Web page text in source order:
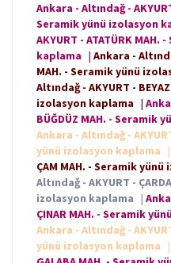
Ankara - Altındağ -
Seramik yünü izolasyon
AKYURT - ATATÜRK
kaplama | Ankara -
MAH. - Seramik yünü
Altındağ - AKYURT -
izolasyon kaplama |
BÜĞDÜZ MAH. - Seramik
Ankara - Altındağ -
yünü izolasyon kaplama
|
ÇAM MAH. - Seramik
Altındağ - AKYURT -
izolasyon kaplama |
ÇINAR MAH. - Seramik
Ankara - Altındağ -
yünü izolasyon kaplama
|